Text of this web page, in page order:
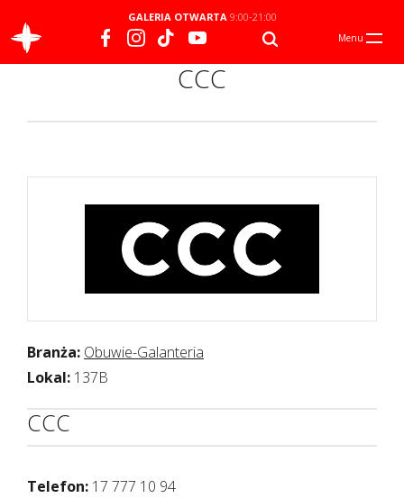
GALERIA OTWARTA9:00-21:00
Menu
CCC
Branża: Obuwie-Galanteria
Lokal: 137B
CCC
Telefon: 17 777 10 94